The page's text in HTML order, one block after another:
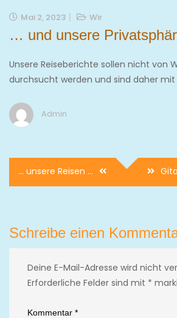
Mai 2, 2023 Wir
… und unsere
Unsere Reiseberichte sollen nicht von
durchsucht werden und sind daher
Admin
Beitragsnavigation
… unsere Reisen …
Schreibe einen
Deine E-Mail-Adresse wird nicht
Erforderliche Felder sind mit *
Kommentar *